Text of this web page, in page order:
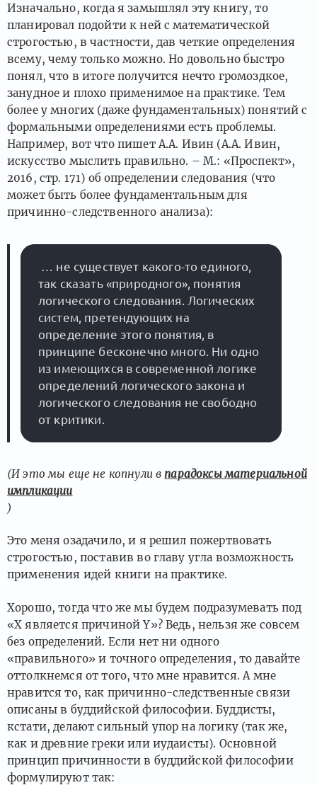
Изначально, когда я замышлял эту книгу, то
планировал подойти к ней с математической
строгостью, в частности, дав четкие определения
всему, чему только можно. Но довольно быстро
понял, что в итоге получится нечто громоздкое,
занудное и плохо применимое на практике. Тем
более у многих (даже фундаментальных) понятий с
формальными определениями есть проблемы.
Например, вот что пишет А.А. Ивин (А.А. Ивин,
искусство мыслить правильно. – М.: «Проспект»,
2016, стр. 171) об определении следования (что
может быть более фундаментальным для
причинно-следственного анализа):
так сказать «природного», понятия
логического следования. Логических
систем, претендующих на
определение этого понятия, в
принципе бесконечно много. Ни одно
из имеющихся в современной логике
определений логического закона и
логического следования не свободно
(И это мы еще не копнули в парадоксы материальной
импликации
)
Это меня озадачило, и я решил пожертвовать
строгостью, поставив во главу угла возможность
применения идей книги на практике.
Хорошо, тогда что же мы будем подразумевать под
«X является причиной Y»? Ведь, нельзя же совсем
без определений. Если нет ни одного
«правильного» и точного определения, то давайте
оттолкнемся от того, что мне нравится. А мне
нравится то, как причинно-следственные связи
описаны в буддийской философии. Буддисты,
кстати, делают сильный упор на логику (так же,
как и древние греки или иудаисты). Основной
принцип причинности в буддийской философии
формулируют так: